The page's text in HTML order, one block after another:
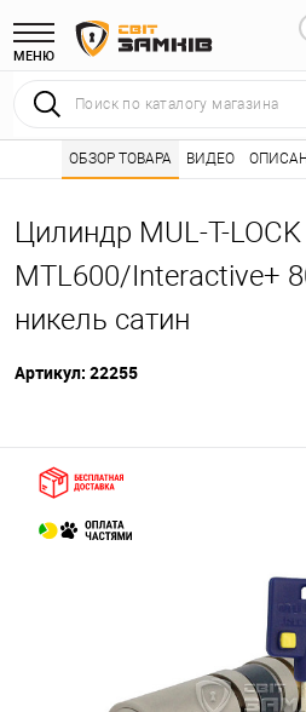
МЕНЮ
Интернет магазин замков
Цилиндр MUL-T-LOCK
MTL600/Interactive+
никель сатин
Артикул: 22255
ОБЗОР ТОВАРА ВИДЕО